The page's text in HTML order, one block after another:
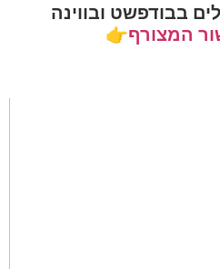
בבודפשט ובווינה
המצורף👉